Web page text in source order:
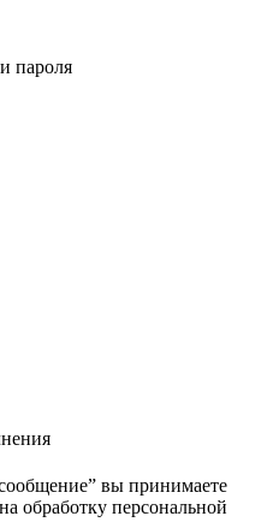
пароля
вы принимаете
на обработку персональной